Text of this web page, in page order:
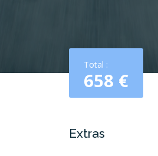
Total :
658 €
Extras